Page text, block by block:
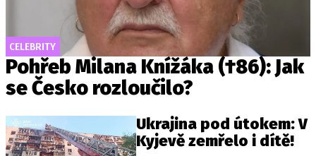
CELEBRITY
Pohřeb Milana Knížáka (†86): Jak
se Česko rozloučilo?
Ukrajina pod útokem: V
Kyjevě zemřelo i dítě!